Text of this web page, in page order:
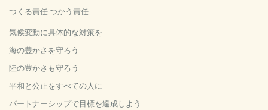
つくる責任 つかう責任
気候変動に具体的な対策を
海の豊かさを守ろう
陸の豊かさも守ろう
平和と公正をすべての人に
パートナーシップで目標を達成しよう